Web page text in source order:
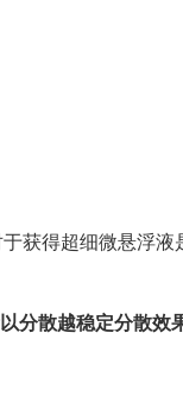
获得超细微悬浮液
分散越稳定分散效